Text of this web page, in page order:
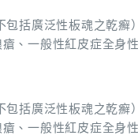
括廣泛性板魂之乾癬
、一般性紅皮症全身
括廣泛性板魂之乾癬
、一般性紅皮症全身